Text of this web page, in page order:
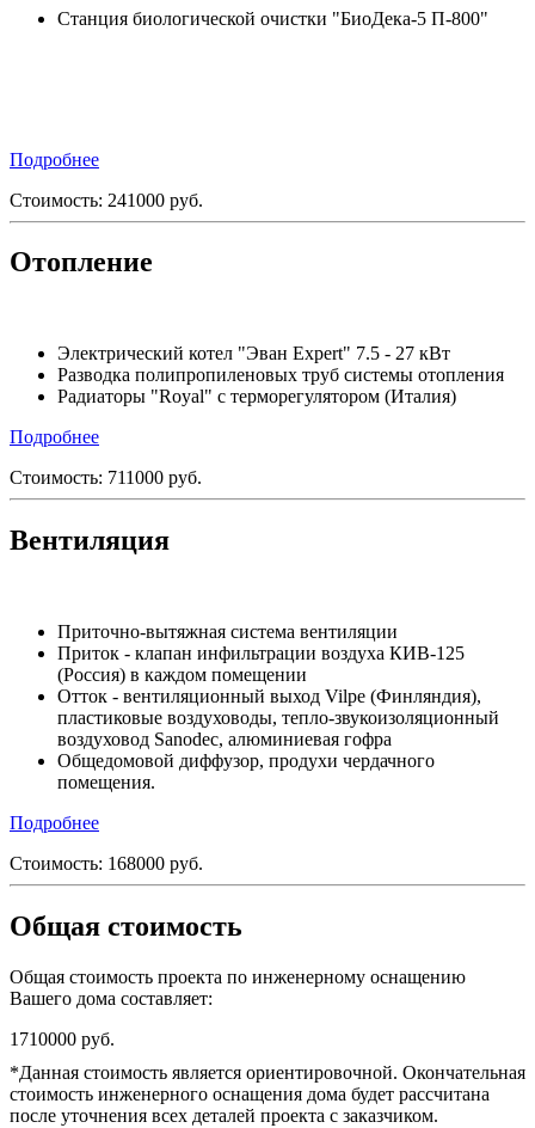
Станция биологической очистки "БиоДека-5 П-800"
Подробнее
Стоимость: 241000 руб.
Отопление
Электрический котел "Эван Expert" 7.5 - 27 кВт
Разводка полипропиленовых труб системы отопления
Радиаторы "Royal" с терморегулятором (Италия)
Подробнее
Стоимость: 711000 руб.
Вентиляция
Приточно-вытяжная система вентиляции
Приток - клапан инфильтрации воздуха КИВ-125
(Россия) в каждом помещении
Отток - вентиляционный выход Vilpe (Финляндия),
пластиковые воздуховоды, тепло-звукоизоляционный
воздуховод Sanodec, алюминиевая гофра
Общедомовой диффузор, продухи чердачного
помещения.
Подробнее
Стоимость: 168000 руб.
Общая стоимость
Общая стоимость проекта по инженерному оснащению
Вашего дома составляет:
1710000 руб.
*Данная стоимость является ориентировочной. Окончательная
стоимость инженерного оснащения дома будет рассчитана
после уточнения всех деталей проекта с заказчиком.